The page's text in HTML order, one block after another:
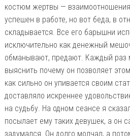
костюм жертвы —
успешен в работе, но вот беда, в
складывается. Все его барышни
исключительно как денежный
обманывают, предают. Каждый раз
выяснить почему он позволяет
как сильно он упивается своим
доставляло искреннее
на судьбу. На одном сеансе я
посылает ему таких девушек, а он
задумался. Он долго молчал, а